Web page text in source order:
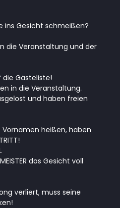
ins Gesicht schmeißen?
die Veranstaltung und der
Gästeliste!
in die Veranstaltung.
und haben freien
Vornamen heißen, haben
das Gesicht voll
verliert, muss seine